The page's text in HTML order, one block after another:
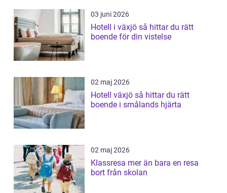
03 juni 2026
Hotell i växjö så hittar du rätt
boende för din vistelse
02 maj 2026
Hotell växjö så hittar du rätt
boende i smålands hjärta
02 maj 2026
Klassresa mer än bara en resa
bort från skolan